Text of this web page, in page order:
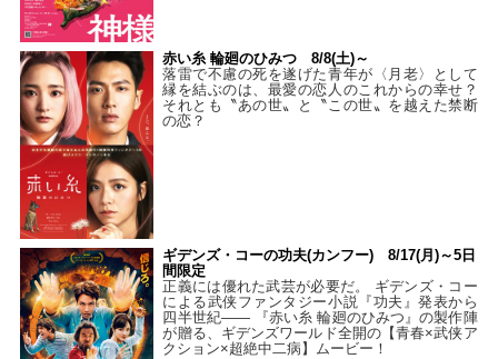
赤い糸 輪廻のひみつ 8/8(土)～
落雷で不慮の死を遂げた青年が〈月老〉として
縁を結ぶのは、最愛の恋人のこれからの幸せ？
それとも〝あの世〟と〝この世〟を越えた禁断
の恋？
ギデンズ・コーの功夫(カンフー) 8/17(月)～5日
間限定
正義には優れた武芸が必要だ。 ギデンズ・コー
による武侠ファンタジー小説『功夫』発表から
四半世紀―― 『赤い糸 輪廻のひみつ』の製作陣
が贈る、ギデンズワールド全開の【青春×武侠ア
クション×超絶中二病】ムービー！